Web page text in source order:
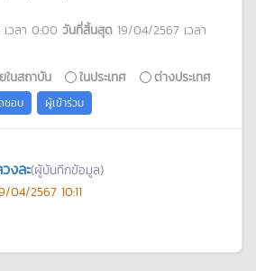
เวลา 0:00 วันที่สิ้นสุด 19/04/2567 เวลา
ในสถาบัน ในประเทศ ต่างประเทศ
ชอบ ผู้เข้าร่วม
งละ(ผู้บันทึกข้อมูล)
04/2567 10:11